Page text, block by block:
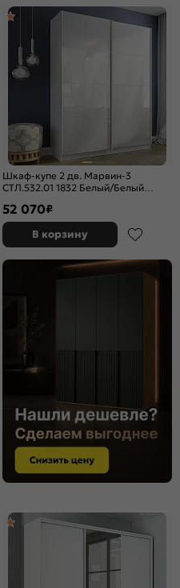
Шкаф-купе 2 дв. Марвин-3
СТЛ.532.01 1832 Белый/Белый
52 070₽
В корзину